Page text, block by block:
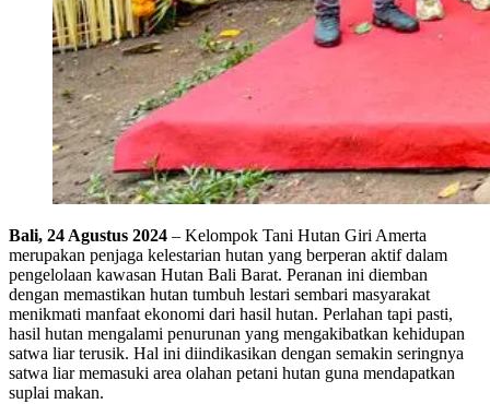
Bali, 24 Agustus 2024 – Kelompok Tani Hutan Giri Amerta
merupakan penjaga kelestarian hutan yang berperan aktif dalam
pengelolaan kawasan Hutan Bali Barat. Peranan ini diemban
dengan memastikan hutan tumbuh lestari sembari masyarakat
menikmati manfaat ekonomi dari hasil hutan. Perlahan tapi pasti,
hasil hutan mengalami penurunan yang mengakibatkan kehidupan
satwa liar terusik. Hal ini diindikasikan dengan semakin seringnya
satwa liar memasuki area olahan petani hutan guna mendapatkan
suplai makan.